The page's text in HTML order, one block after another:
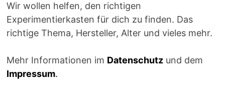
Wir wollen helfen, den richtigen
Experimentierkasten für dich zu finden. Das
richtige Thema, Hersteller, Alter und vieles mehr.
Mehr Informationen im Datenschutzund dem
Impressum.